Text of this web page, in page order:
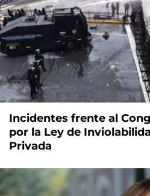
Incidentes frente al
por la Ley de
Privada